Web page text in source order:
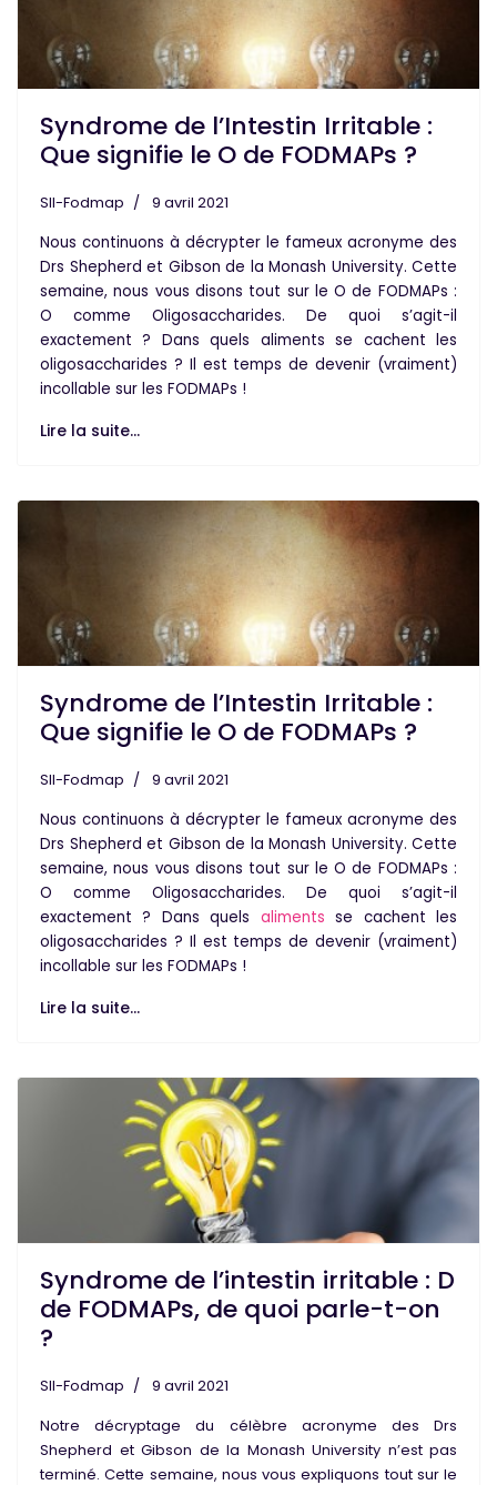
Syndrome de l’Intestin Irritable :
Que signifie le O de FODMAPs ?
SII-Fodmap
9 avril 2021
Nous continuons à décrypter le fameux acronyme des
Drs Shepherd et Gibson de la Monash University. Cette
semaine, nous vous disons tout sur leO de FODMAPs :
O comme Oligosaccharides. De quoi s’agit-il
exactement ? Dans quels aliments se cachent les
oligosaccharides ? Il est temps de devenir (vraiment)
incollable sur les FODMAPs !
Lire la suite...
Syndrome de l’Intestin Irritable :
Que signifie le O de FODMAPs ?
SII-Fodmap
9 avril 2021
Nous continuons à décrypter le fameux acronyme des
Drs Shepherd et Gibson de la Monash University. Cette
semaine, nous vous disons tout sur leO de FODMAPs :
O comme Oligosaccharides. De quoi s’agit-il
exactement ? Dans quels aliments se cachent les
oligosaccharides ? Il est temps de devenir (vraiment)
incollable sur les FODMAPs !
Lire la suite...
Syndrome de l’intestin irritable : D
de FODMAPs, de quoi parle-t-on
?
SII-Fodmap
9 avril 2021
Notre décryptage du célèbre acronyme des Drs
Shepherd et Gibson de la Monash University n’est pas
terminé. Cette semaine, nous vous expliquons tout sur le